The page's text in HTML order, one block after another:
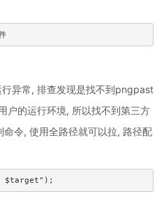
异常, 排查发现是找不到pngpast
户的运行环境, 所以找不到第三方
令, 使用全路径就可以拉, 路径配